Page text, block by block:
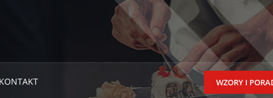
KONTAKT WZORY I